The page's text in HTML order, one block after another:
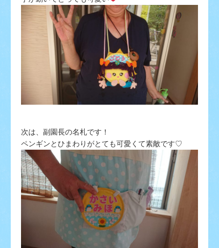
次は、副園長の名札です！
ペンギンとひまわりがとても可愛くて素敵です♡